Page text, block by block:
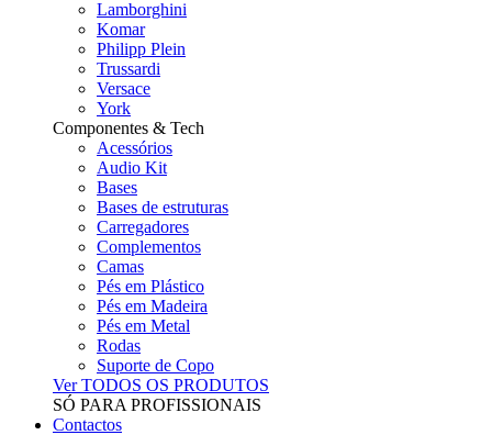
Lamborghini
Komar
Philipp Plein
Trussardi
Versace
York
Componentes & Tech
Acessórios
Audio Kit
Bases
Bases de estruturas
Carregadores
Complementos
Camas
Pés em Plástico
Pés em Madeira
Pés em Metal
Rodas
Suporte de Copo
Ver TODOS OS PRODUTOS
SÓ PARA PROFISSIONAIS
Contactos